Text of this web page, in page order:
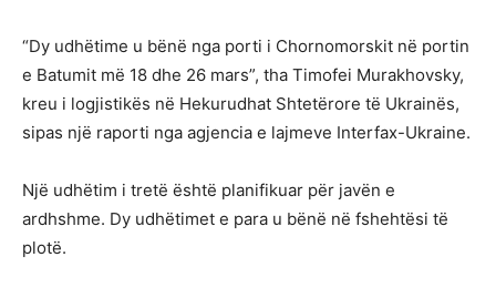
“Dy udhëtime u bënë nga porti i Chornomorskit në portin
e Batumit më 18 dhe 26 mars”, tha Timofei Murakhovsky,
kreu i logjistikës në Hekurudhat Shtetërore të Ukrainës,
sipas një raporti nga agjencia e lajmeve Interfax-Ukraine.
Një udhëtim i tretë është planifikuar për javën e
ardhshme. Dy udhëtimet e para u bënë në fshehtësi të
plotë.